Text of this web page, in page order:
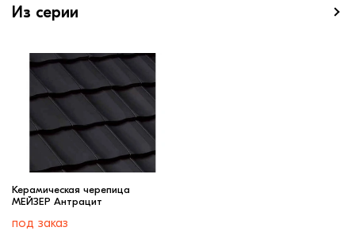
Из серии
Керамическая черепица
МЕЙЗЕР Антрацит
под заказ